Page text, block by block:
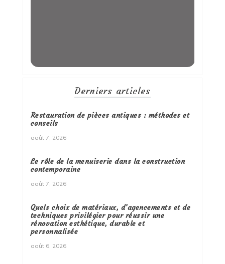
Derniers articles
Restauration de pièces antiques : méthodes et
conseils
août 7, 2026
Le rôle de la menuiserie dans la construction
contemporaine
août 7, 2026
Quels choix de matériaux, d’agencements et de
techniques privilégier pour réussir une
rénovation esthétique, durable et
personnalisée
août 6, 2026